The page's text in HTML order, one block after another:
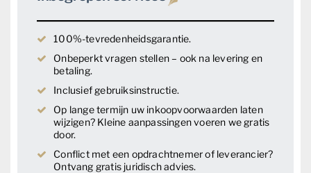
100%-tevredenheidsgarantie.
Onbeperkt vragen stellen – ook na levering en
betaling.
Inclusief gebruiksinstructie.
Op lange termijn uw inkoopvoorwaarden laten
wijzigen? Kleine aanpassingen voeren we gratis
door.
Conflict met een opdrachtnemer of leverancier?
Ontvang gratis juridisch advies.